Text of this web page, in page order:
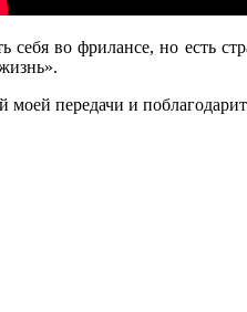
себя во фрилансе, но есть
передачи и